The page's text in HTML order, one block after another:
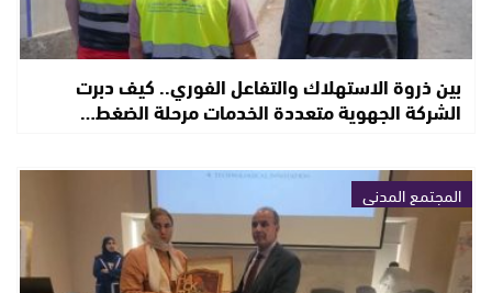
بين ذروة الاستهلاك والتفاعل الفوري.. كيف دبرت
الشركة الجهوية متعددة الخدمات مرحلة الضغط…
المجتمع المدني